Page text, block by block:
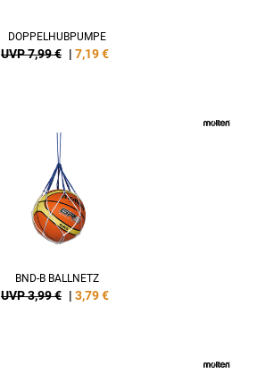
DOPPELHUBPUMPE
UVP 7,99 € | 7,19€
BND-B BALLNETZ
UVP 3,99 € | 3,79€